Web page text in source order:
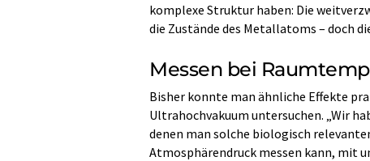
komplexe Struktur haben: Die
die Zustände des Metallatoms – doch
Messen bei
Bisher konnte man ähnliche Effekte
Ultrahochvakuum untersuchen. „Wir
denen man solche biologisch
Atmosphärendruck messen kann, mit